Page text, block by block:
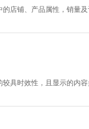
的店铺、产品属性，销
较具时效性，且显示的